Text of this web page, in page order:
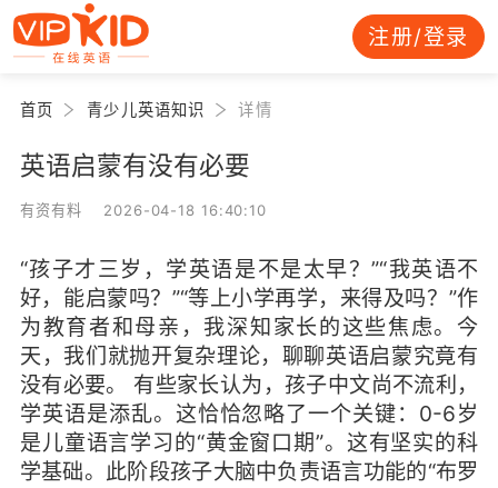
注册/登录
首页 青少儿英语知识 详情
英语启蒙有没有必要
有资有料 2026-04-18 16:40:10
“孩子才三岁，学英语是不是太早？”“我英语不
好，能启蒙吗？”“等上小学再学，来得及吗？”作
为教育者和母亲，我深知家长的这些焦虑。今
天，我们就抛开复杂理论，聊聊英语启蒙究竟有
没有必要。 有些家长认为，孩子中文尚不流利，
学英语是添乱。这恰恰忽略了一个关键：0-6岁
是儿童语言学习的“黄金窗口期”。这有坚实的科
学基础。此阶段孩子大脑中负责语言功能的“布罗